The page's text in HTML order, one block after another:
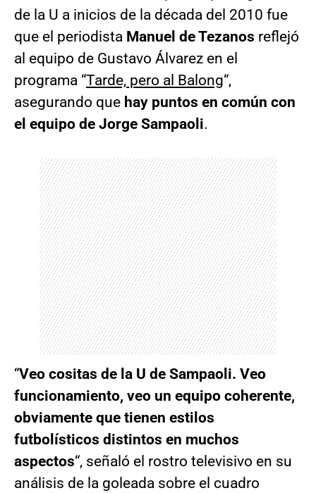
de la U a inicios de la década del 2010 fue
que el periodista Manuel de Tezanos reflejó
al equipo de Gustavo Álvarez en el
programa “Tarde, pero al Balong“,
asegurando que hay puntos en común con
el equipo de Jorge Sampaoli.
“Veo cositas de la U de Sampaoli. Veo
funcionamiento, veo un equipo coherente,
obviamente que tienen estilos
futbolísticos distintos en muchos
aspectos“, señaló el rostro televisivo en su
análisis de la goleada sobre el cuadro